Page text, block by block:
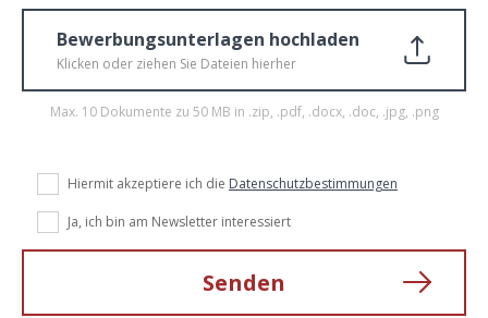
Bewerbungsunterlagen hochladen
Klicken oder ziehen Sie Dateien hierher
Max. 10 Dokumente zu 50 MB in .zip, .pdf, .docx, .doc, .jpg, .png
Hiermit akzeptiere ich die Datenschutzbestimmungen
Ja, ich bin am Newsletter interessiert
Senden